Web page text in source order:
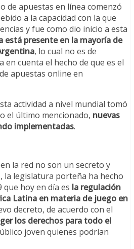
de apuestas en línea comenzó
a la capacidad con la que
y fue como dio inicio a esta
está presente en la mayoría de
, lo cual no es de
en cuenta el hecho de que es el
apuestas online en
actividad a nivel mundial tomó
el último mencionado, nuevas
implementadas.
la red no son un secreto y
la legislatura porteña ha hecho
que hoy en día es la regulación
Latina en materia de juego en
decreto, de acuerdo con el
los derechos para todo el
joven quienes podrían